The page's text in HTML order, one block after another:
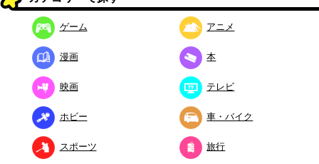
ゲーム アニメ
漫画 本
映画 テレビ
ホビー 車・バイク
スポーツ 旅行